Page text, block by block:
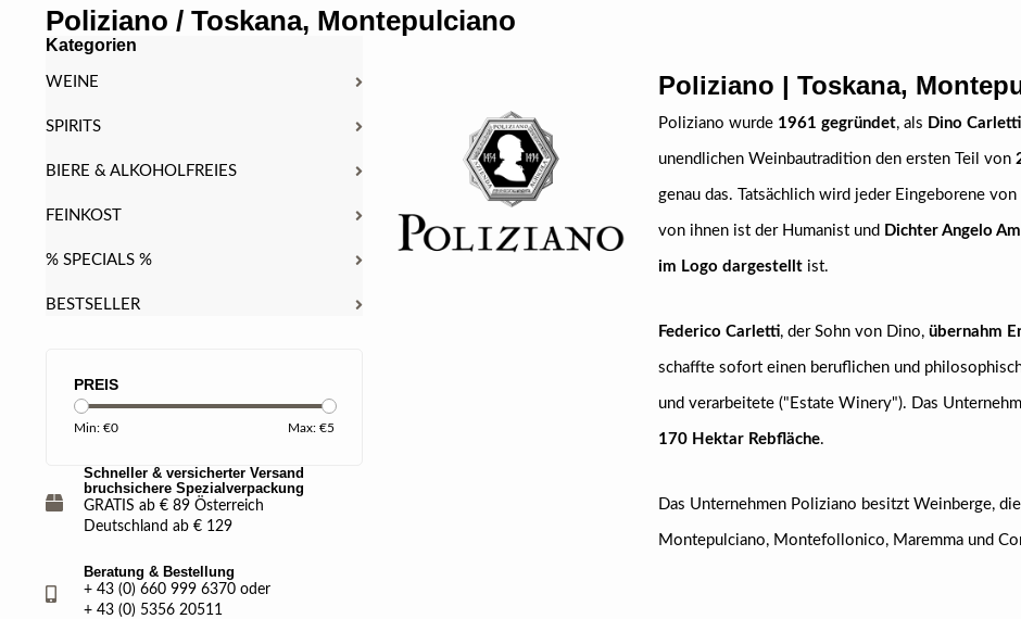
Poliziano / Toskana, Montepulciano
PREIS
Min: €0 Max: €5
Kategorien
WEINE
SPIRITS
BIERE & ALKOHOLFREIES
FEINKOST
% SPECIALS %
BESTSELLER
Schneller & versicherter Versand
bruchsichere Spezialverpackung
GRATIS ab € 89 Österreich
Deutschland ab € 129
Beratung & Bestellung
+ 43 (0) 660 999 6370 oder
+ 43 (0) 5356 20511
Poliziano | Toskana,
Poliziano wurde 1961 gegründet, als Dino Carletti
unendlichen Weinbautradition den ersten Teil von
genau das. Tatsächlich wird jeder Eingeborene
von ihnen ist der Humanist und Dichter Angelo
im Logo dargestelltist.
Federico Carletti, der Sohn von Dino, übernahm
schaffte sofort einen beruflichen und
und verarbeitete ("Estate Winery"). Das
170 Hektar Rebfläche.
Das Unternehmen Poliziano besitzt Weinberge,
Montepulciano, Montefollonico, Maremma und